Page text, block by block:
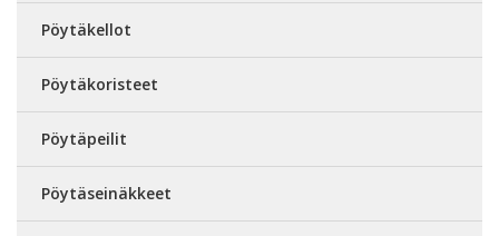
Pöytäkellot
Pöytäkoristeet
Pöytäpeilit
Pöytäseinäkkeet